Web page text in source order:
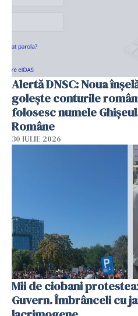
Alertă DNSC: Noua
golește conturile
folosesc numele
Române
30 IULIE 2026
Mii de ciobani
Guvern. Îmbrânceli cu